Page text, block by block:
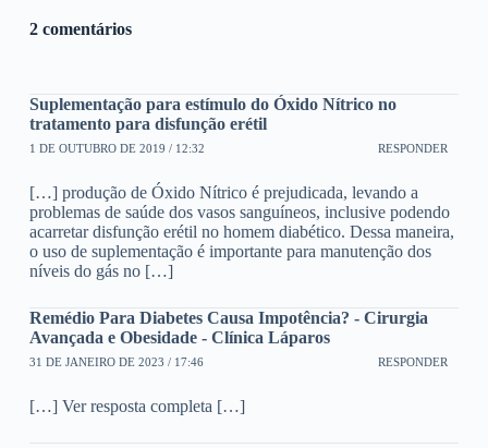
2 comentários
Suplementação para estímulo do Óxido Nítrico no
tratamento para disfunção erétil
1 DE OUTUBRO DE 2019 / 12:32 RESPONDER
[…] produção de Óxido Nítrico é prejudicada, levando a
problemas de saúde dos vasos sanguíneos, inclusive podendo
acarretar disfunção erétil no homem diabético. Dessa maneira,
o uso de suplementação é importante para manutenção dos
níveis do gás no […]
Remédio Para Diabetes Causa Impotência? - Cirurgia
Avançada e Obesidade - Clínica Láparos
31 DE JANEIRO DE 2023 / 17:46 RESPONDER
[…] Ver resposta completa […]